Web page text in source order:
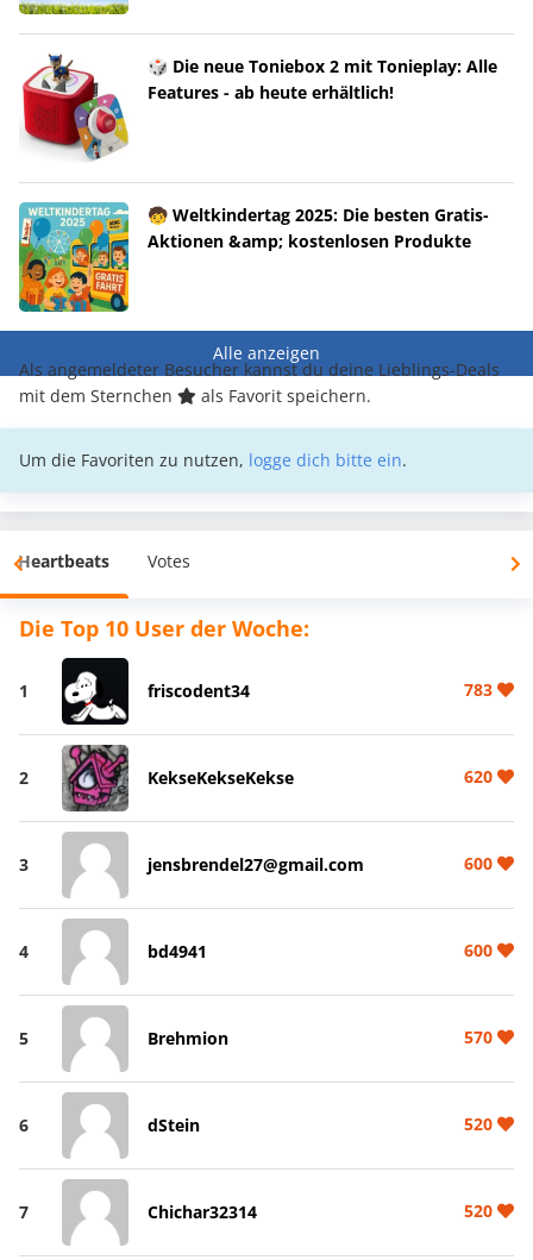
🎲 Die neue Toniebox 2 mit Tonieplay: Alle
Features - ab heute erhältlich!
🧒 Weltkindertag 2025: Die besten Gratis-
Aktionen &amp; kostenlosen Produkte
Alle anzeigen
Als angemeldeter Besucher kannst du deine Lieblings-Deals
mit dem Sternchen
als Favorit speichern.
Um die Favoriten zu nutzen, logge dich bitte ein.
Heartbeats Votes
Die Top 10 User der Woche:
1 friscodent34 783
2 KekseKekseKekse 620
3 jensbrendel27@gmail.com 600
4 bd4941 600
5 Brehmion 570
6 dStein 520
7 Chichar32314 520